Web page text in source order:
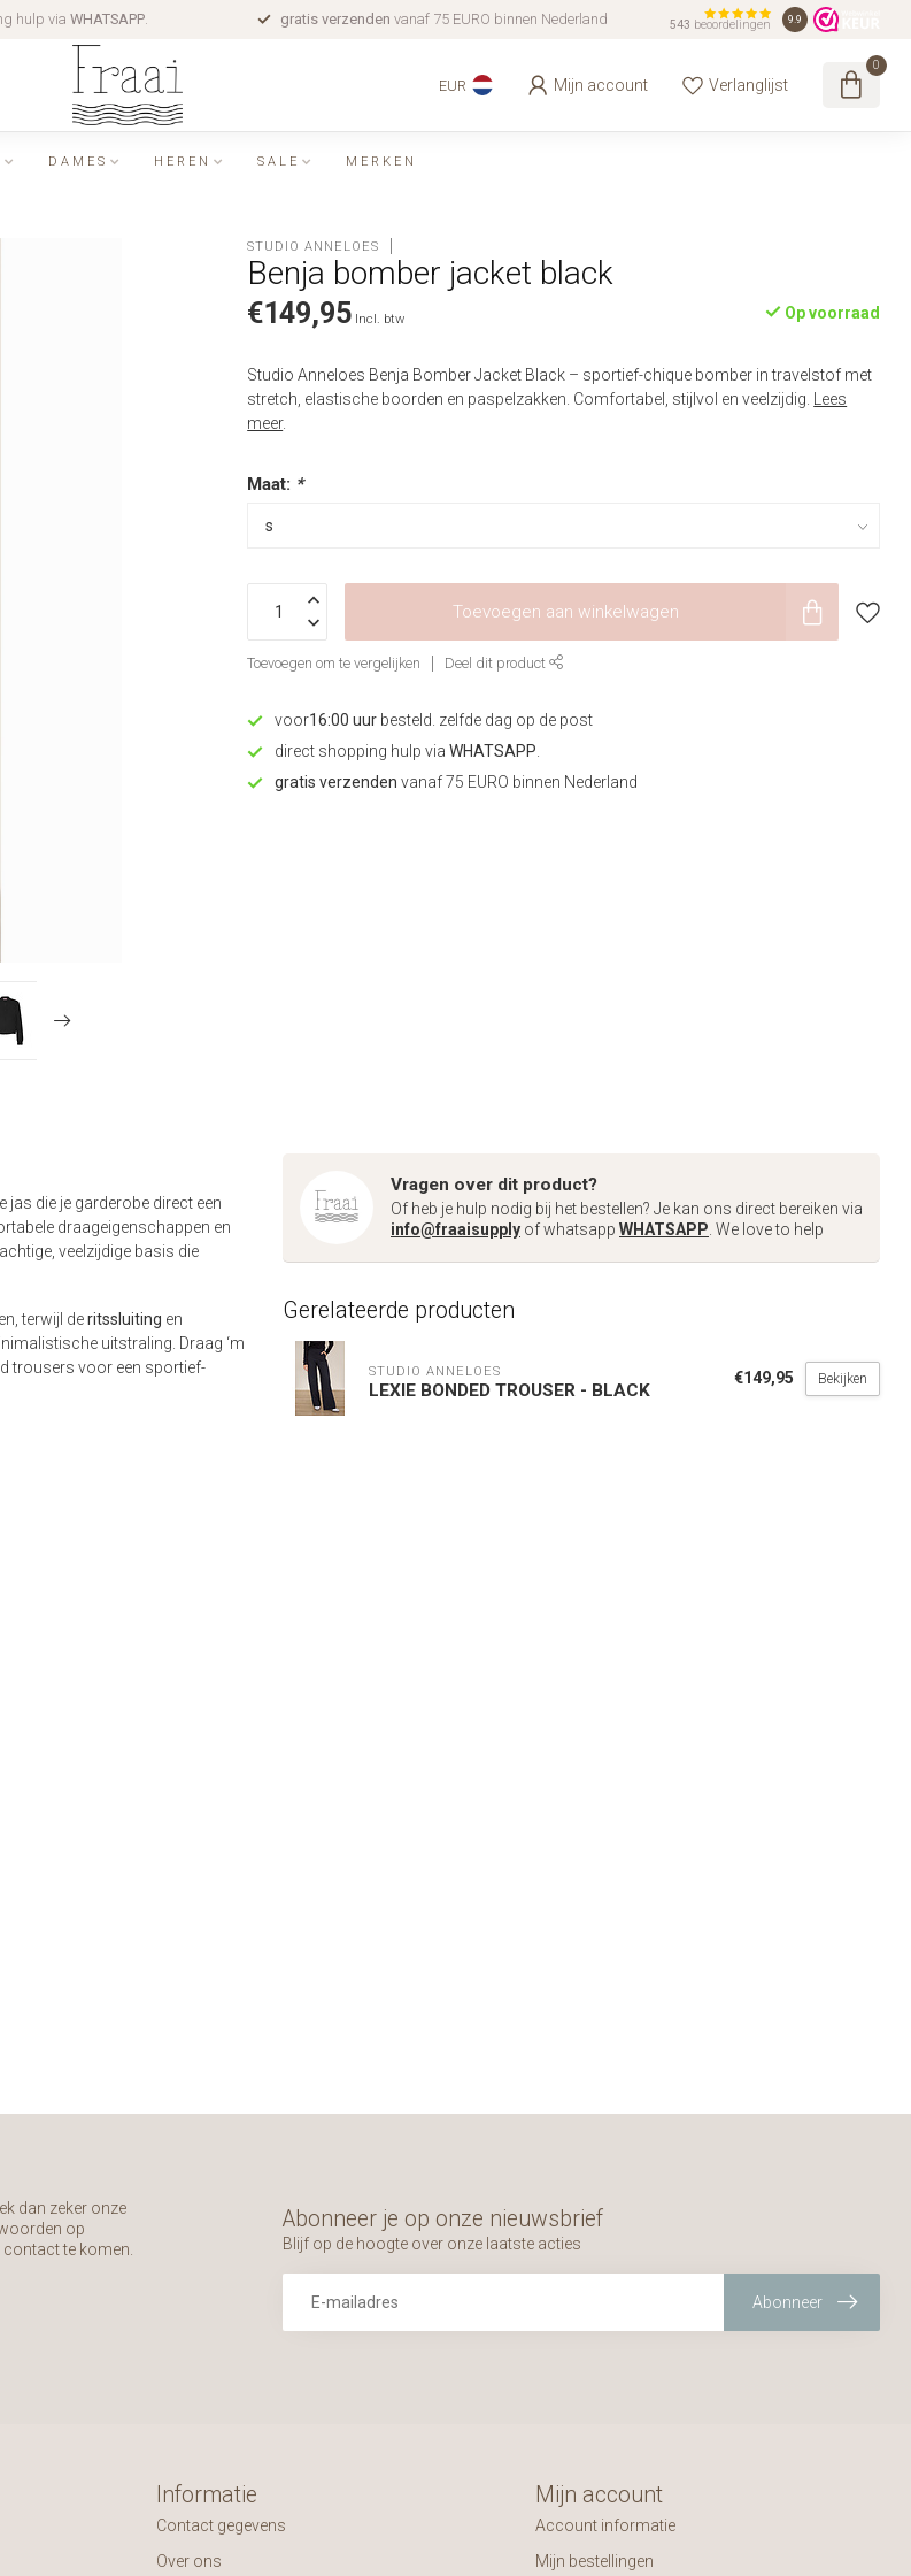
hulp via WHATSAPP. gratis verzenden vanaf 75 EURO binnen Nederland 543 beoordelingen 9.9
EUR Mijn account Verlanglijst
0
DAMES HEREN SALE MERKEN
STUDIO ANNELOES
Benja bomber jacket black
€149,95 Incl. btw Op voorraad
Studio Anneloes Benja Bomber Jacket Black – sportief-chique bomber in travelstof met
stretch, elastische boorden en paspelzakken. Comfortabel, stijlvol en veelzijdig.
Lees
meer.
Maat: *
Toevoegen aan winkelwagen
Toevoegen om te vergelijken Deel dit product
voor16:00 uur besteld. zelfde dag op de post
direct shopping hulp viaWHATSAPP
gratis verzenden vanaf 75 EURO binnen Nederland
jas die je garderobe direct een
draageigenschappen en
veelzijdige basis die
terwijl deritssluiting en
uitstraling. Draag ‘m
trousers voor een sportief-
Vragen over dit product?
Of heb je hulp nodig bij het bestellen? Je kan ons direct bereiken via
info@fraaisupply of whatsapp WHATSAPP . We love to help
Gerelateerde producten
STUDIO ANNELOES
LEXIE BONDED TROUSER - BLACK
€149,95 Bekijken
dan zeker onze
op
te komen.
Abonneer je op onze nieuwsbrief
Blijf op de hoogte over onze laatste acties
Abonneer
Informatie
Contact gegevens
Over ons
Mijn account
Account informatie
Mijn bestellingen